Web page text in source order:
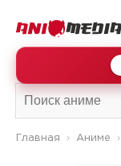
Главная Аниме